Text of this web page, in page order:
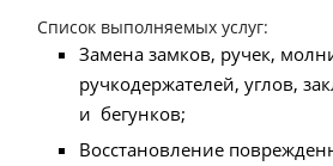
Список выполняемых услуг:
Замена замков, ручек,
ручкодержателей, углов,
и бегунков;
Восстановление